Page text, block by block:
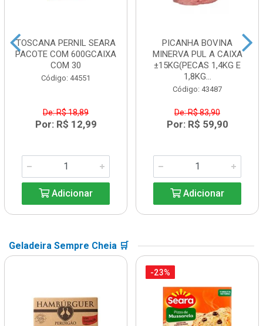
TOSCANA PERNIL SEARA
PACOTE COM 600GCAIXA
COM 30
Código: 44551
De: R$ 18,89
Por: R$ 12,99
Adicionar
PICANHA BOVINA
MINERVA PUL A CAIXA
±15KG(PECAS 1,4KG E
1,8KG...
Código: 43487
De: R$ 83,90
Por: R$ 59,90
Adicionar
Geladeira Sempre Cheia 🛒
-23%